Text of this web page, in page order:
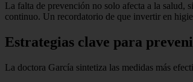
La falta de prevención no solo afecta a la salud,
continuo. Un recordatorio de que invertir en
Estrategias clave para
La doctora García sintetiza las medidas más